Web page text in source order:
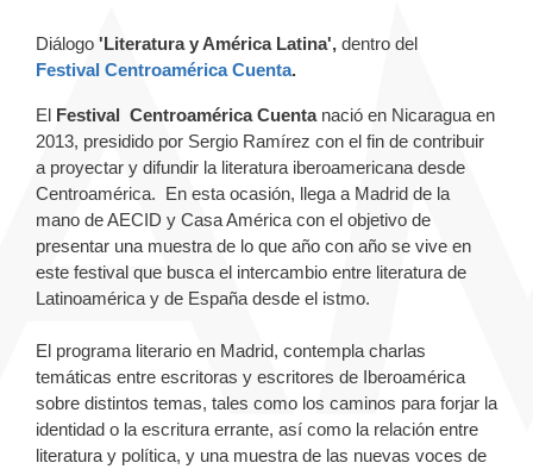
Diálogo 'Literatura y América Latina', dentro del
Festival Centroamérica Cuenta.
El Festival Centroamérica Cuentanació en Nicaragua en
2013, presidido por Sergio Ramírez con el fin de contribuir
a proyectar y difundir la literatura iberoamericana desde
Centroamérica. En esta ocasión, llega a Madrid de la
mano de AECID y Casa América con el objetivo de
presentar una muestra de lo que año con año se vive en
este festival que busca el intercambio entre literatura de
Latinoamérica y de España desde el istmo.
El programa literario en Madrid, contempla charlas
temáticas entre escritoras y escritores de Iberoamérica
sobre distintos temas, tales como los caminos para forjar la
identidad o la escritura errante, así como la relación entre
literatura y política, y una muestra de las nuevas voces de